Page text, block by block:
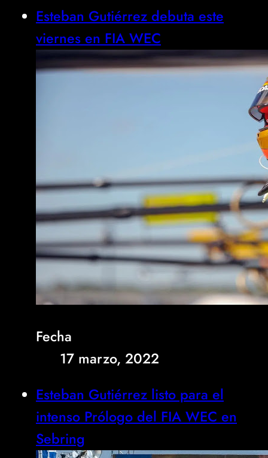
Esteban Gutiérrez debuta este
viernes en FIA WEC
Fecha
17 marzo, 2022
Esteban Gutiérrez listo para el
intenso Prólogo del FIA WEC en
Sebring